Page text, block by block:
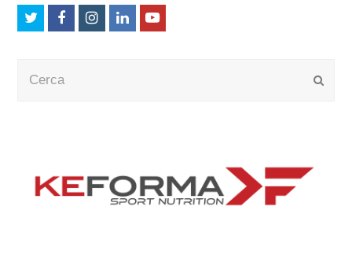
TwitterFacebookInstagram
LinkedInYoutube